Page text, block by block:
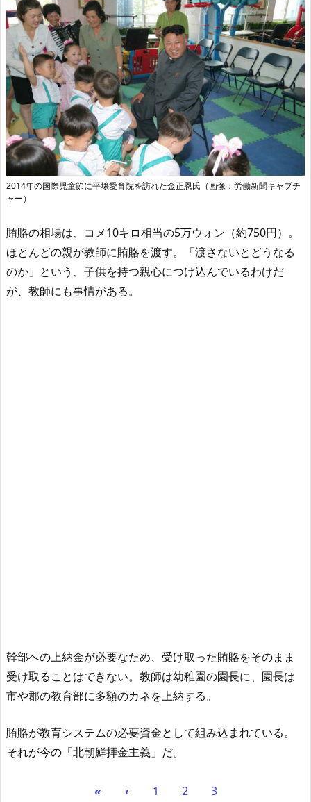
2014年の国際児童節に平壌愛育院を訪れた金正恩氏（画像：労働新聞キャプチ
ャー）
賄賂の相場は、コメ10キロ相当の5万ウォン（約750円）。
ほとんどの親が教師に賄賂を渡す。「渡さないとどうなる
のか」という、子供を持つ親心につけ込んでいるわけだ
が、教師にも事情がある。
幹部への上納金が必要なため、受け取った賄賂をそのまま
受け取ることはできない。教師は幼稚園の園長に、園長は
市や郡の教育部に多額のカネを上納する。
賄賂が教育システムの必要資金として組み込まれている。
それが今の「北朝鮮拝金主義」だ。
« ‹ 1 2 3